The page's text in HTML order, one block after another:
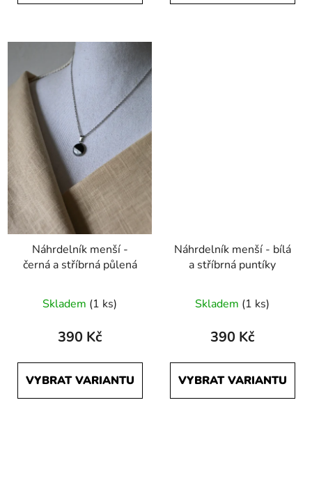
Náhrdelník menší -
černá a stříbrná půlená
Skladem (1 ks)
390 Kč
VYBRAT VARIANTU
Náhrdelník menší - bílá
a stříbrná puntíky
Skladem (1 ks)
390 Kč
VYBRAT VARIANTU